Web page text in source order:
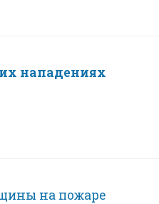
нападениях
на пожаре